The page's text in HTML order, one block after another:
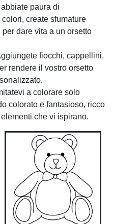
paura di
create sfumature
dare vita a un orsetto
fiocchi, cappellini,
rendere il vostro orsetto
a colorare solo
colorato e fantasioso, ricco
che vi ispirano.